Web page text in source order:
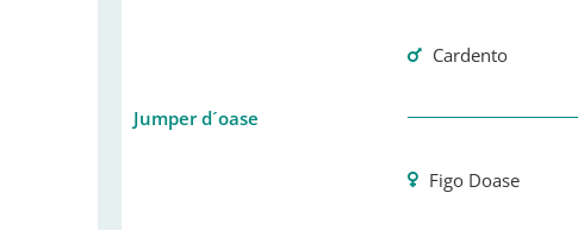
Jumper d´oase
Cardento
Figo Doase